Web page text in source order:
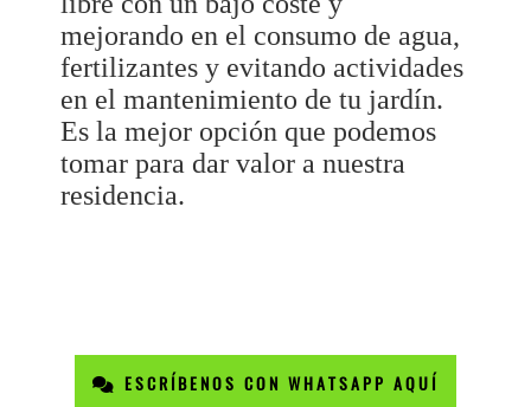
mejorando en el consumo de agua,
fertilizantes y evitando actividades
en el mantenimiento de tu jardín.
Es la mejor opción que podemos
tomar para dar valor a nuestra
residencia.
ESCRÍBENOS CON WHATSAPP AQUÍ